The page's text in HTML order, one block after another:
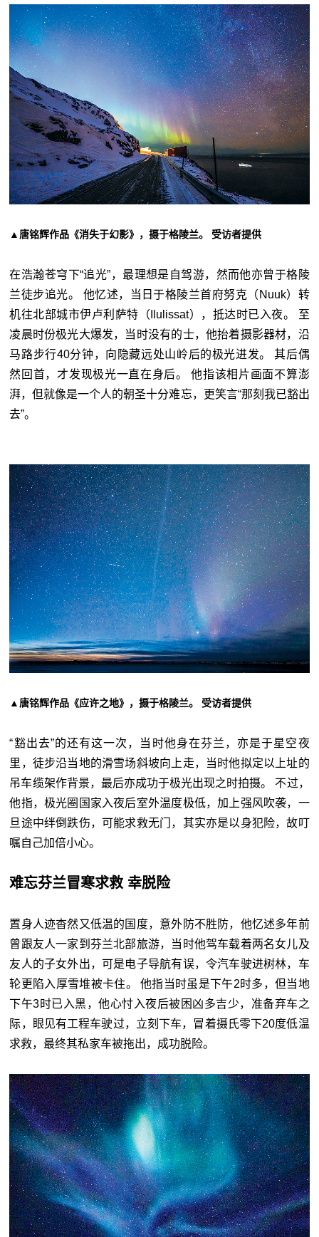
▲唐铭辉作品《消失于幻影》，摄于格陵兰。 受访者提供
在浩瀚苍穹下“追光”，最理想是自驾游，然而他亦曾于格陵
兰徒步追光。 他忆述，当日于格陵兰首府努克（Nuuk）转
机往北部城市伊卢利萨特（Ilulissat），抵达时已入夜。 至
凌晨时份极光大爆发，当时没有的士，他抬着摄影器材，沿
马路步行40分钟，向隐藏远处山岭后的极光进发。 其后偶
然回首，才发现极光一直在身后。 他指该相片画面不算澎
湃，但就像是一个人的朝圣十分难忘，更笑言“那刻我已豁出
去”。
▲唐铭辉作品《应许之地》，摄于格陵兰。 受访者提供
“豁出去”的还有这一次，当时他身在芬兰，亦是于星空夜
里，徒步沿当地的滑雪场斜坡向上走，当时他拟定以上址的
吊车缆架作背景，最后亦成功于极光出现之时拍摄。 不过，
他指，极光圈国家入夜后室外温度极低，加上强风吹袭，一
旦途中绊倒跌伤，可能求救无门，其实亦是以身犯险，故叮
嘱自己加倍小心。
难忘芬兰冒寒求救 幸脱险
置身人迹杳然又低温的国度，意外防不胜防，他忆述多年前
曾跟友人一家到芬兰北部旅游，当时他驾车载着两名女儿及
友人的子女外出，可是电子导航有误，令汽车驶进树林，车
轮更陷入厚雪堆被卡住。 他指当时虽是下午2时多，但当地
下午3时已入黑，他心忖入夜后被困凶多吉少，准备弃车之
际，眼见有工程车驶过，立刻下车，冒着摄氏零下20度低温
求救，最终其私家车被拖出，成功脱险。